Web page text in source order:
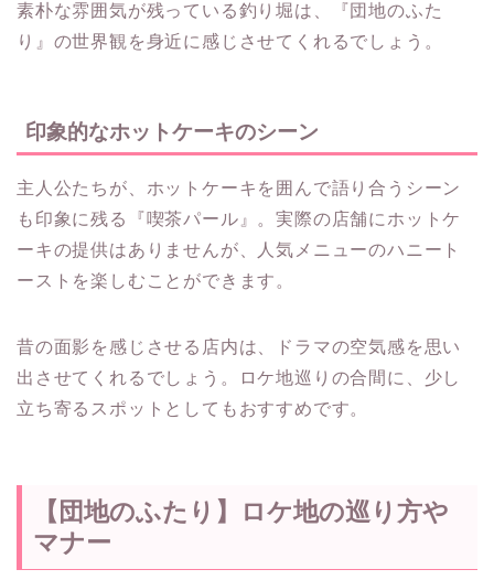
素朴な雰囲気が残っている釣り堀は、『団地のふた
り』の世界観を身近に感じさせてくれるでしょう。
印象的なホットケーキのシーン
主人公たちが、ホットケーキを囲んで語り合うシーン
も印象に残る『喫茶パール』。実際の店舗にホットケ
ーキの提供はありませんが、人気メニューのハニート
ーストを楽しむことができます。
昔の面影を感じさせる店内は、ドラマの空気感を思い
出させてくれるでしょう。ロケ地巡りの合間に、少し
立ち寄るスポットとしてもおすすめです。
【団地のふたり】ロケ地の巡り方や
マナー